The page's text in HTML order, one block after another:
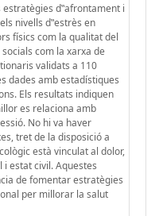
d‟afrontament i
nivells d‟estrès en
físics com la qualitat del
com la xarxa de
validats a 110
dades amb estadístiques
Els resultats indiquen
es relaciona amb
No hi va haver
tret de la disposició a
està vinculat al dolor,
i estat civil. Aquestes
de fomentar estratègies
per millorar la salut